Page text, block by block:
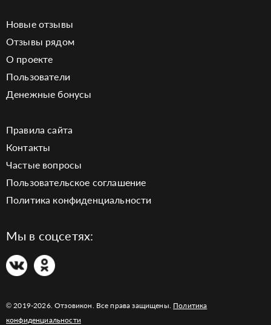
Новые отзывы
Отзывы рядом
О проекте
Пользователи
Денежные бонусы
Правила сайта
Контакты
Частые вопросы
Пользовательское соглашение
Политика конфиденциальности
Мы в соцсетях:
© 2019-2026. Отзовикон. Все права защищены. Политика
конфиденциальности